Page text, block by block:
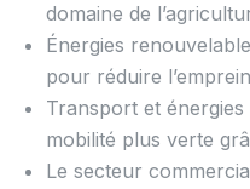
domaine de
Énergies
pour réduire
Transport et
mobilité plus verte
Le secteur